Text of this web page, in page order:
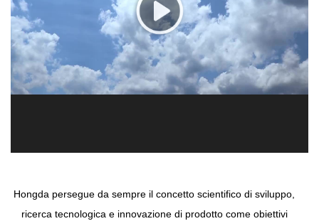
Hongda persegue da sempre il concetto scientifico di sviluppo,
ricerca tecnologica e innovazione di prodotto come obiettivi